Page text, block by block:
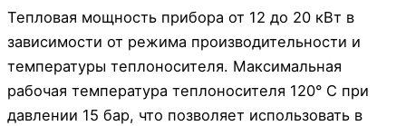
Тепловая мощность прибора от 12 до 20 кВт в
зависимости от режима производительности и
температуры теплоносителя. Максимальная
рабочая температура теплоносителя 120° С при
давлении 15 бар, что позволяет использовать в